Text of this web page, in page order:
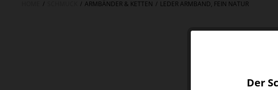
Der
/ / ARMBÄNDER & KETTEN / LEDER ARMBAND, FEIN NATUR